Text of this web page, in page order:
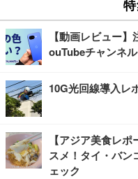
【動画レビュー
ouTubeチャンネル
10G光回線導入レ
【アジア美食レ
スメ！タイ・バン
ェック